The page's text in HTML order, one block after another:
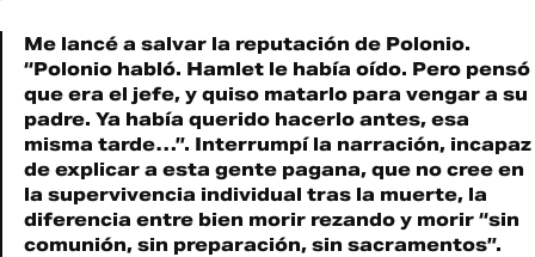
Me lancé a salvar la reputación de Polonio.
“Polonio habló. Hamlet le había oído. Pero pensó
que era el jefe, y quiso matarlo para vengar a su
padre. Ya había querido hacerlo antes, esa
misma tarde…”. Interrumpí la narración, incapaz
de explicar a esta gente pagana, que no cree en
la supervivencia individual tras la muerte, la
diferencia entre bien morir rezando y morir “sin
comunión, sin preparación, sin sacramentos”.